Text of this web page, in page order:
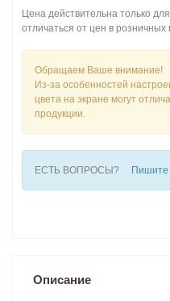
Цена действительна только
отличаться от цен в розничных
Обращаем Ваше внимание!
Из-за особенностей
цвета на экране могут
продукции.
ЕСТЬ ВОПРОСЫ? Пишите
Описание